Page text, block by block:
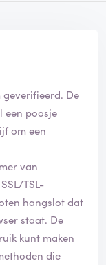
De
een poosje
om een
van
TSL-
staat. De
kunt maken
die